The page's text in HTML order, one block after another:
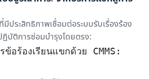
ประสิทธิภาพเชื่อมต่อระบบรับเรื่องร้อง
ฏิบัติการซ่อมบำรุงโดยตรง:
อร้องเรียนแขกด้วย CMMS: